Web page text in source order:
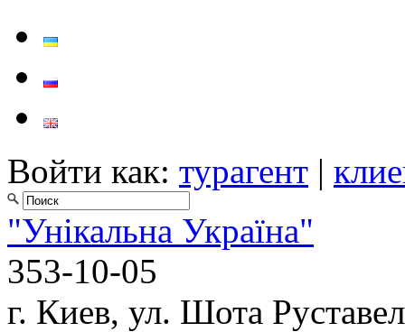
Войти как: турагент |
"Унікальна Україна"
353-10-05
г. Киев, ул. Шота